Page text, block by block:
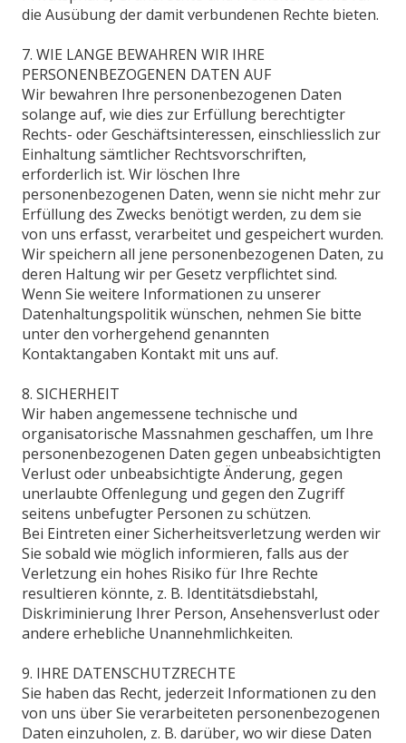
die Ausübung der damit verbundenen Rechte bieten.
7. WIE LANGE BEWAHREN WIR IHRE
PERSONENBEZOGENEN DATEN AUF
Wir bewahren Ihre personenbezogenen Daten
solange auf, wie dies zur Erfüllung berechtigter
Rechts- oder Geschäftsinteressen, einschliesslich zur
Einhaltung sämtlicher Rechtsvorschriften,
erforderlich ist. Wir löschen Ihre
personenbezogenen Daten, wenn sie nicht mehr zur
Erfüllung des Zwecks benötigt werden, zu dem sie
von uns erfasst, verarbeitet und gespeichert wurden.
Wir speichern all jene personenbezogenen Daten, zu
deren Haltung wir per Gesetz verpflichtet sind.
Wenn Sie weitere Informationen zu unserer
Datenhaltungspolitik wünschen, nehmen Sie bitte
unter den vorhergehend genannten
Kontaktangaben Kontakt mit uns auf.
8. SICHERHEIT
Wir haben angemessene technische und
organisatorische Massnahmen geschaffen, um Ihre
personenbezogenen Daten gegen unbeabsichtigten
Verlust oder unbeabsichtigte Änderung, gegen
unerlaubte Offenlegung und gegen den Zugriff
seitens unbefugter Personen zu schützen.
Bei Eintreten einer Sicherheitsverletzung werden wir
Sie sobald wie möglich informieren, falls aus der
Verletzung ein hohes Risiko für Ihre Rechte
resultieren könnte, z. B. Identitätsdiebstahl,
Diskriminierung Ihrer Person, Ansehensverlust oder
andere erhebliche Unannehmlichkeiten.
9. IHRE DATENSCHUTZRECHTE
Sie haben das Recht, jederzeit Informationen zu den
von uns über Sie verarbeiteten personenbezogenen
Daten einzuholen, z. B. darüber, wo wir diese Daten